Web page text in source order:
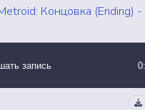
Концовка (Ending) -
запись